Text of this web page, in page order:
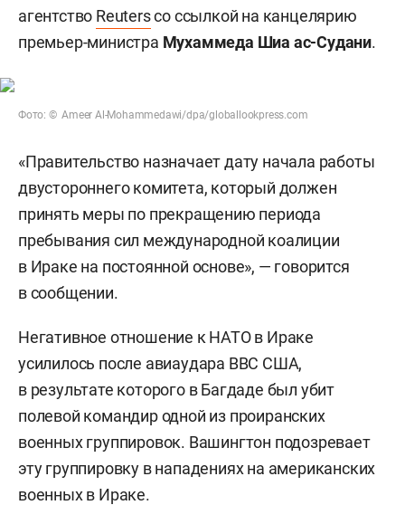
агентство Reutersсо ссылкой на канцелярию
премьер-министра Мухаммеда Шиа ас-Судани.
Фото: © Ameer Al-Mohammedawi/dpa/globallookpress.com
«Правительство назначает дату начала работы
двустороннего комитета, который должен
принять меры по прекращению периода
пребывания сил международной коалиции
в Ираке на постоянной основе», — говорится
в сообщении.
Негативное отношение к НАТО в Ираке
усилилось после авиаудара ВВС США,
в результате которого в Багдаде был убит
полевой командир одной из проиранских
военных группировок. Вашингтон подозревает
эту группировку в нападениях на американских
военных в Ираке.